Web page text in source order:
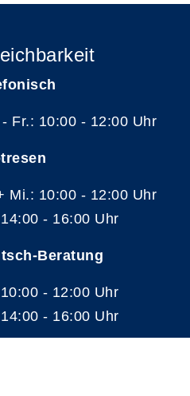
Fr.: 10:00 - 12:00 Uhr
Mi.: 10:00 - 12:00 Uhr
- 16:00 Uhr
Beratung
- 12:00 Uhr
- 16:00 Uhr